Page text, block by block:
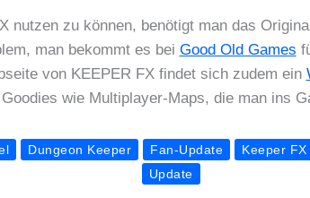
nut­zen zu kön­nen, benö­tigt man das
man bekommt es bei Good Old Games
von KEEPER FX fin­det sich zudem ein
wie Mul­ti­play­er-Maps, die man ins
Dungeon Keeper Fan-Update Keeper FX
Update